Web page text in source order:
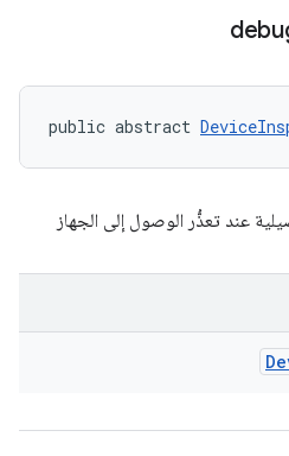
public abstract
عند تعذُّر الوصول إلى الجهاز